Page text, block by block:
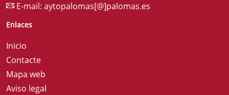
E-mail: aytopalomas[@]palomas.es
Enlaces
Inicio
Contacte
Mapa web
Aviso legal